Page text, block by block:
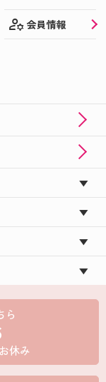
manage_accounts 会員情報
ら
休み